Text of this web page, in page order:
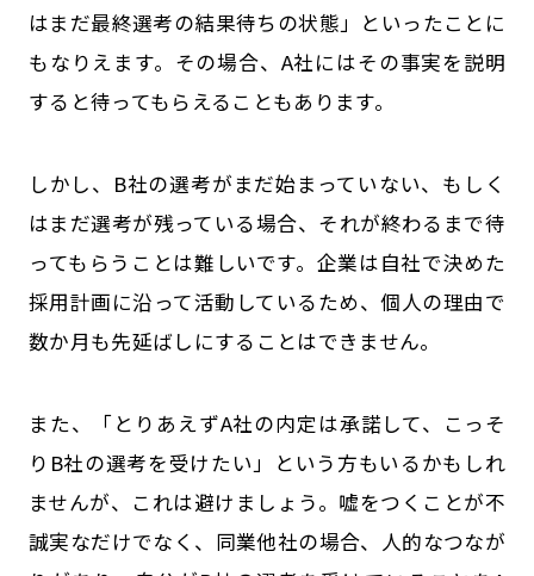
はまだ最終選考の結果待ちの状態」といったことに
もなりえます。その場合、A社にはその事実を説明
すると待ってもらえることもあります。
しかし、B社の選考がまだ始まっていない、もしく
はまだ選考が残っている場合、それが終わるまで待
ってもらうことは難しいです。企業は自社で決めた
採用計画に沿って活動しているため、個人の理由で
数か月も先延ばしにすることはできません。
また、「とりあえずA社の内定は承諾して、こっそ
りB社の選考を受けたい」という方もいるかもしれ
ませんが、これは避けましょう。嘘をつくことが不
誠実なだけでなく、同業他社の場合、人的なつなが